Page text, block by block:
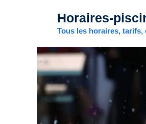
Horaires-
Tous les horaires,